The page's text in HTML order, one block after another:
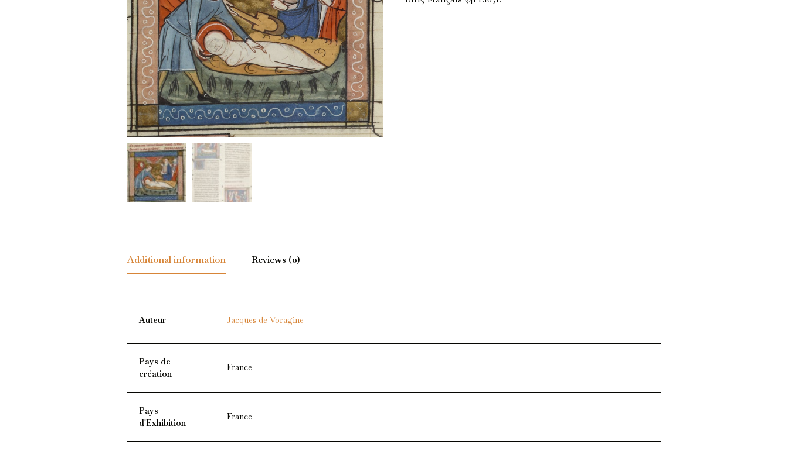
Additional information Reviews (0)
Auteur Jacques de Voragine
Pays de
création
France
Pays
d'Exhibition
France